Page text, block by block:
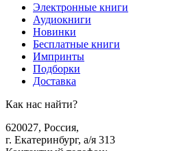
Электронные книги
Аудиокниги
Новинки
Бесплатные книги
Импринты
Подборки
Доставка
Как нас найти?
620027, Россия,
г. Екатеринбург, а/я 313